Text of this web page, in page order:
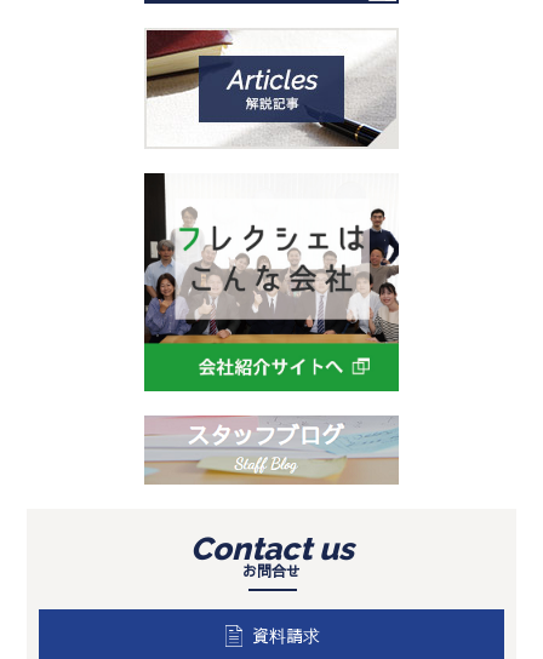
Contact us
お問合せ
資料請求